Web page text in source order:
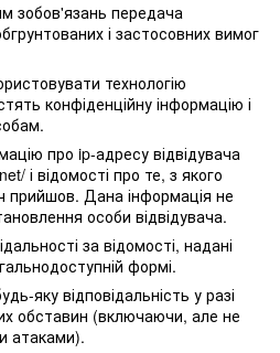
зобов'язань передача
і застосовних вимог
технологію
конфіденційну інформацію і
про ip-адресу відвідувача
і відомості про те, з якого
прийшов. Дана інформація не
особи відвідувача.
за відомості, надані
формі.
яку відповідальність у разі
обставин (включаючи, але не
атаками).